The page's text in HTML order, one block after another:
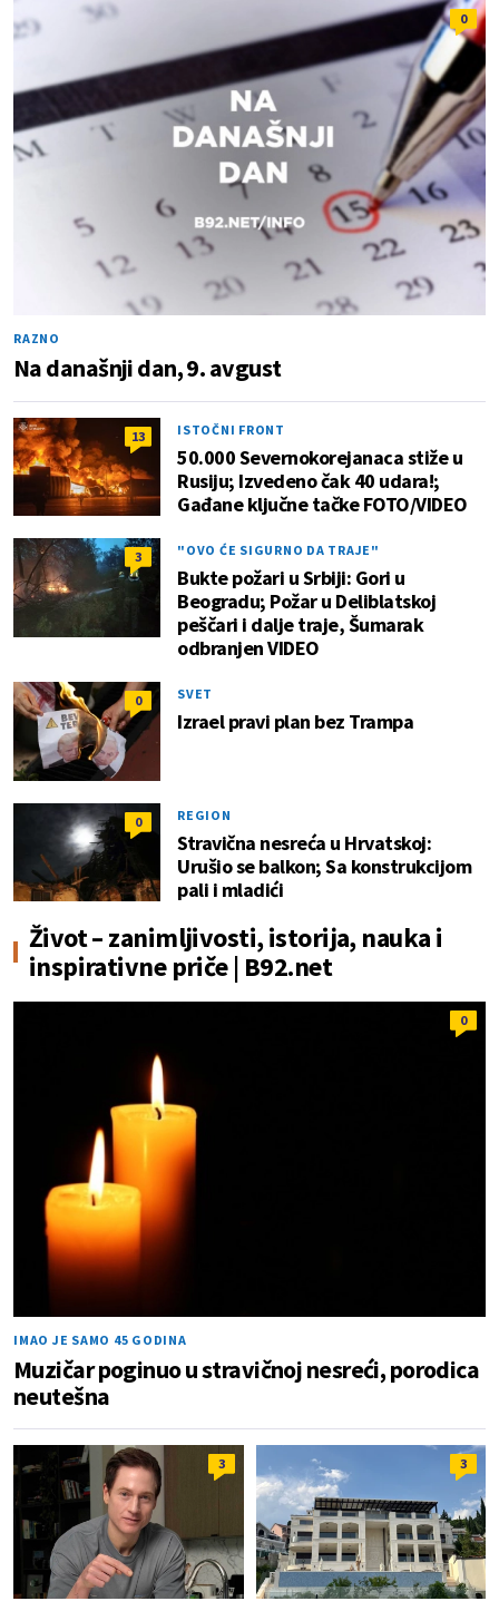
0
RAZNO
Na današnji dan, 9. avgust
13 ISTOČNI FRONT
50.000 Severnokorejanaca stiže u
Rusiju; Izvedeno čak 40 udara!;
Gađane ključne tačke FOTO/VIDEO
3 "OVO ĆE SIGURNO DA TRAJE"
Bukte požari u Srbiji: Gori u
Beogradu; Požar u Deliblatskoj
peščari i dalje traje, Šumarak
odbranjen VIDEO
0 SVET
Izrael pravi plan bez Trampa
0 REGION
Stravična nesreća u Hrvatskoj:
Urušio se balkon; Sa konstrukcijom
pali i mladići
Život – zanimljivosti, istorija, nauka i
inspirativne priče | B92.net
0
IMAO JE SAMO 45 GODINA
Muzičar poginuo u stravičnoj nesreći, porodica
neutešna
3 3